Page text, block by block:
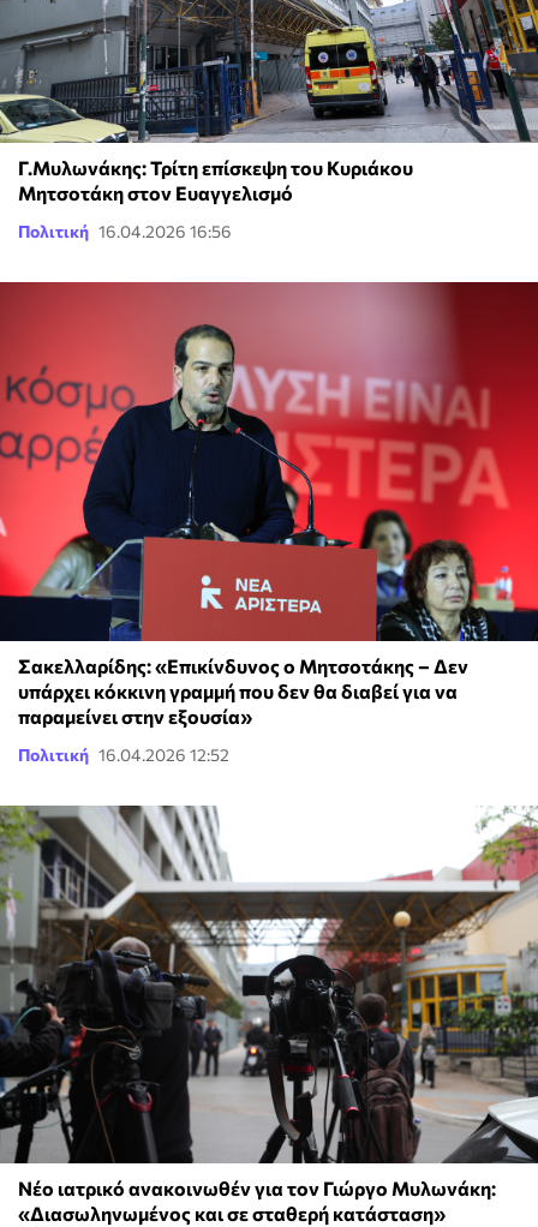
Γ.Μυλωνάκης: Τρίτη επίσκεψη του Κυριάκου
Μητσοτάκη στον Ευαγγελισμό
Πολιτική 16.04.2026 16:56
Σακελλαρίδης: «Επικίνδυνος ο Μητσοτάκης – Δεν
υπάρχει κόκκινη γραμμή που δεν θα διαβεί για να
παραμείνει στην εξουσία»
Πολιτική 16.04.2026 12:52
Νέο ιατρικό ανακοινωθέν για τον Γιώργο Μυλωνάκη:
«Διασωληνωμένος και σε σταθερή κατάσταση»